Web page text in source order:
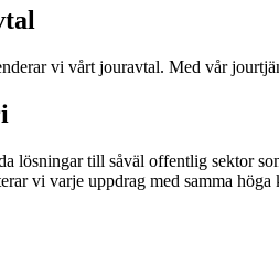
vi vårt jouravtal. Med vår
lösningar till såväl offentlig sektor
vi varje uppdrag med samma höga